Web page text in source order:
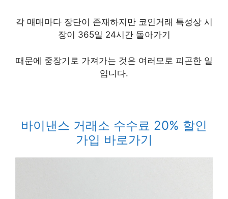
각 매매마다 장단이 존재하지만 코인거래 특성상 시
장이 365일 24시간 돌아가기
때문에 중장기로 가져가는 것은 여러모로 피곤한 일
입니다.
바이낸스 거래소 수수료 20% 할인
가입 바로가기